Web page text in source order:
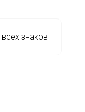
знаков